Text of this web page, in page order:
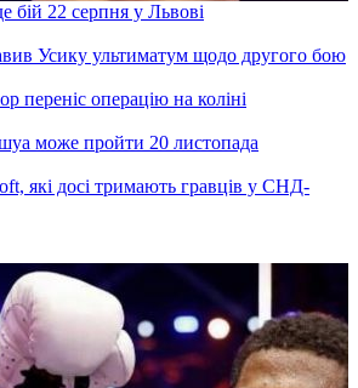
бій 22 серпня у Львові
Усику ультиматум щодо другого бою
переніс операцію на коліні
може пройти 20 листопада
які досі тримають гравців у СНД-